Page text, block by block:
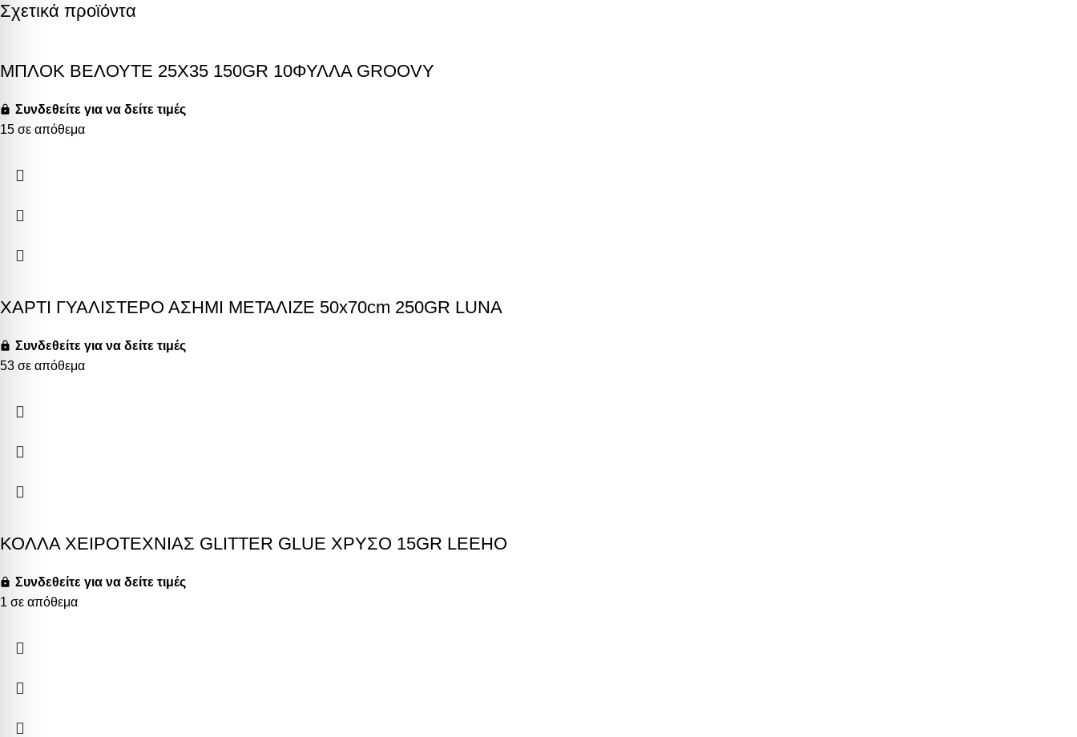
Σχετικά προϊόντα
ΜΠΛΟΚ ΒΕΛΟΥΤΕ 25X35 150GR 10ΦΥΛΛΑ GROOVY
Συνδεθείτε για να δείτε τιμές
15 σε απόθεμα
ΧΑΡΤΙ ΓΥΑΛΙΣΤΕΡΟ ΑΣΗΜΙ ΜΕΤΑΛΙΖΕ 50x70cm 250GR LUNA
Συνδεθείτε για να δείτε τιμές
53 σε απόθεμα
ΚΟΛΛΑ ΧΕΙΡΟΤΕΧΝΙΑΣ GLITTER GLUE ΧΡΥΣΟ 15GR LEEHO
Συνδεθείτε για να δείτε τιμές
1 σε απόθεμα